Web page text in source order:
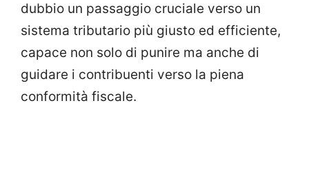
dubbio un passaggio cruciale verso un
sistema tributario più giusto ed efficiente,
capace non solo di punire ma anche di
guidare i contribuenti verso la piena
conformità fiscale.